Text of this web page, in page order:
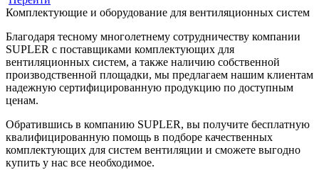
Комплектующие и оборудование для вентиляционных систем
Благодаря тесному многолетнему сотрудничеству компании
SUPLER с поставщиками комплектующих для
вентиляционных систем, а также наличию собственной
производственной площадки, мы предлагаем нашим клиентам
надежную сертифицированную продукцию по доступным
ценам.
Обратившись в компанию SUPLER, вы получите бесплатную
квалифицированную помощь в подборе качественных
комплектующих для систем вентиляции и сможете выгодно
купить у нас все необходимое.